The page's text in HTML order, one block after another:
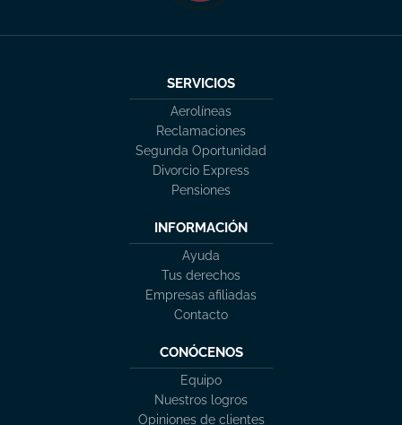
SERVICIOS
Aerolíneas
Reclamaciones
Segunda Oportunidad
Divorcio Express
Pensiones
INFORMACIÓN
Ayuda
Tus derechos
Empresas afiliadas
Contacto
CONÓCENOS
Equipo
Nuestros logros
Opiniones de clientes